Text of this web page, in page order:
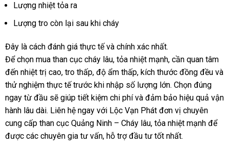
Lượng nhiệt tỏa ra
Lượng tro còn lại sau khi cháy
Đây là cách đánh giá thực tế và chính xác nhất.
Để chọn mua than cục cháy lâu, tỏa nhiệt mạnh, cần quan tâm
đến nhiệt trị cao, tro thấp, độ ẩm thấp, kích thước đồng đều và
thử nghiệm thực tế trước khi nhập số lượng lớn. Chọn đúng
ngay từ đầu sẽ giúp tiết kiệm chi phí và đảm bảo hiệu quả vận
hành lâu dài. Liên hệ ngay với Lộc Vạn Phát đơn vị chuyên
cung cấp than cục Quảng Ninh – Cháy lâu, tỏa nhiệt mạnh để
được các chuyên gia tư vấn, hỗ trợ đầu tư tốt nhất.